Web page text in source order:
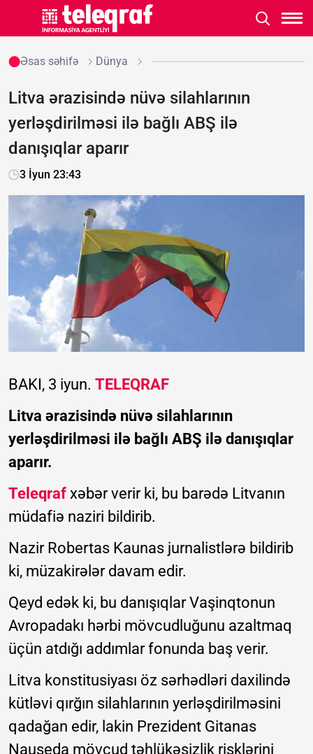
Əsas səhifə Dünya
Litva ərazisində nüvə silahlarının
yerləşdirilməsi ilə bağlı ABŞ ilə
danışıqlar aparır
3 İyun 23:43
BAKI, 3 iyun. TELEQRAF
Litva ərazisində nüvə silahlarının
yerləşdirilməsi ilə bağlı ABŞ ilə danışıqlar
aparır.
Teleqraf xəbər verir ki, bu barədə Litvanın
müdafiə naziri bildirib.
Nazir Robertas Kaunas jurnalistlərə bildirib
ki, müzakirələr davam edir.
Qeyd edək ki, bu danışıqlar Vaşinqtonun
Avropadakı hərbi mövcudluğunu azaltmaq
üçün atdığı addımlar fonunda baş verir.
Litva konstitusiyası öz sərhədləri daxilində
kütləvi qırğın silahlarının yerləşdirilməsini
qadağan edir, lakin Prezident Gitanas
Nauseda mövcud təhlükəsizlik risklərini